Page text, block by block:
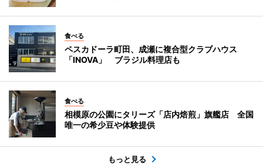
食べる
ペスカドーラ町田、成瀬に複合型クラブハウス
「INOVA」 ブラジル料理店も
食べる
相模原の公園にタリーズ「店内焙煎」旗艦店 全国
唯一の希少豆や体験提供
もっと見る